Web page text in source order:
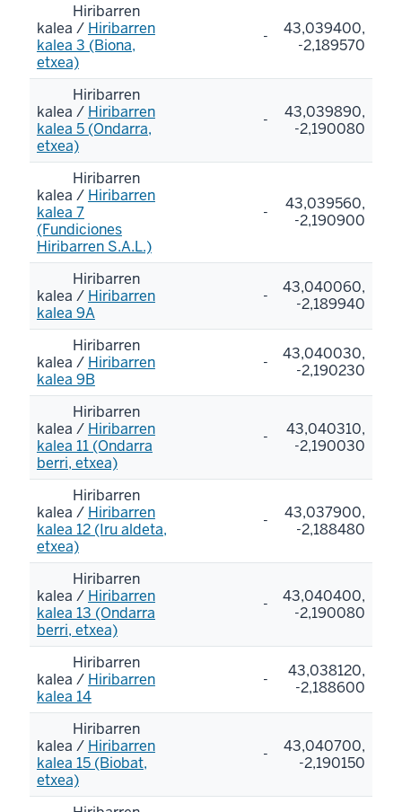
Hiribarren
kalea / Hiribarren
kalea 3 (Biona,
etxea)
-
43,039400,
-2,189570
Hiribarren
kalea / Hiribarren
kalea 5 (Ondarra,
etxea)
-
43,039890,
-2,190080
Hiribarren
kalea / Hiribarren
kalea 7
(Fundiciones
Hiribarren S.A.L.)
-
43,039560,
-2,190900
Hiribarren
kalea / Hiribarren
kalea 9A
-
43,040060,
-2,189940
Hiribarren
kalea / Hiribarren
kalea 9B
-
43,040030,
-2,190230
Hiribarren
kalea / Hiribarren
kalea 11 (Ondarra
berri, etxea)
-
43,040310,
-2,190030
Hiribarren
kalea / Hiribarren
kalea 12 (Iru aldeta,
etxea)
-
43,037900,
-2,188480
Hiribarren
kalea / Hiribarren
kalea 13 (Ondarra
berri, etxea)
-
43,040400,
-2,190080
Hiribarren
kalea / Hiribarren
kalea 14
-
43,038120,
-2,188600
Hiribarren
kalea / Hiribarren
kalea 15 (Biobat,
etxea)
-
43,040700,
-2,190150